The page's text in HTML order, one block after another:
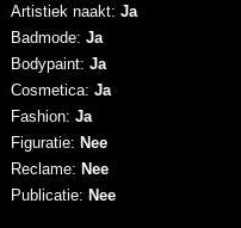
Artistiek naakt: Ja
Badmode: Ja
Bodypaint: Ja
Cosmetica: Ja
Fashion: Ja
Figuratie: Nee
Reclame: Nee
Publicatie: Nee